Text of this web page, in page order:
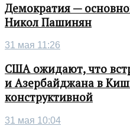
Демократия —
Никол Пашинян
31 мая 11:26
США ожидают, что
и Азербайджана в
конструктивной
31 мая 10:04